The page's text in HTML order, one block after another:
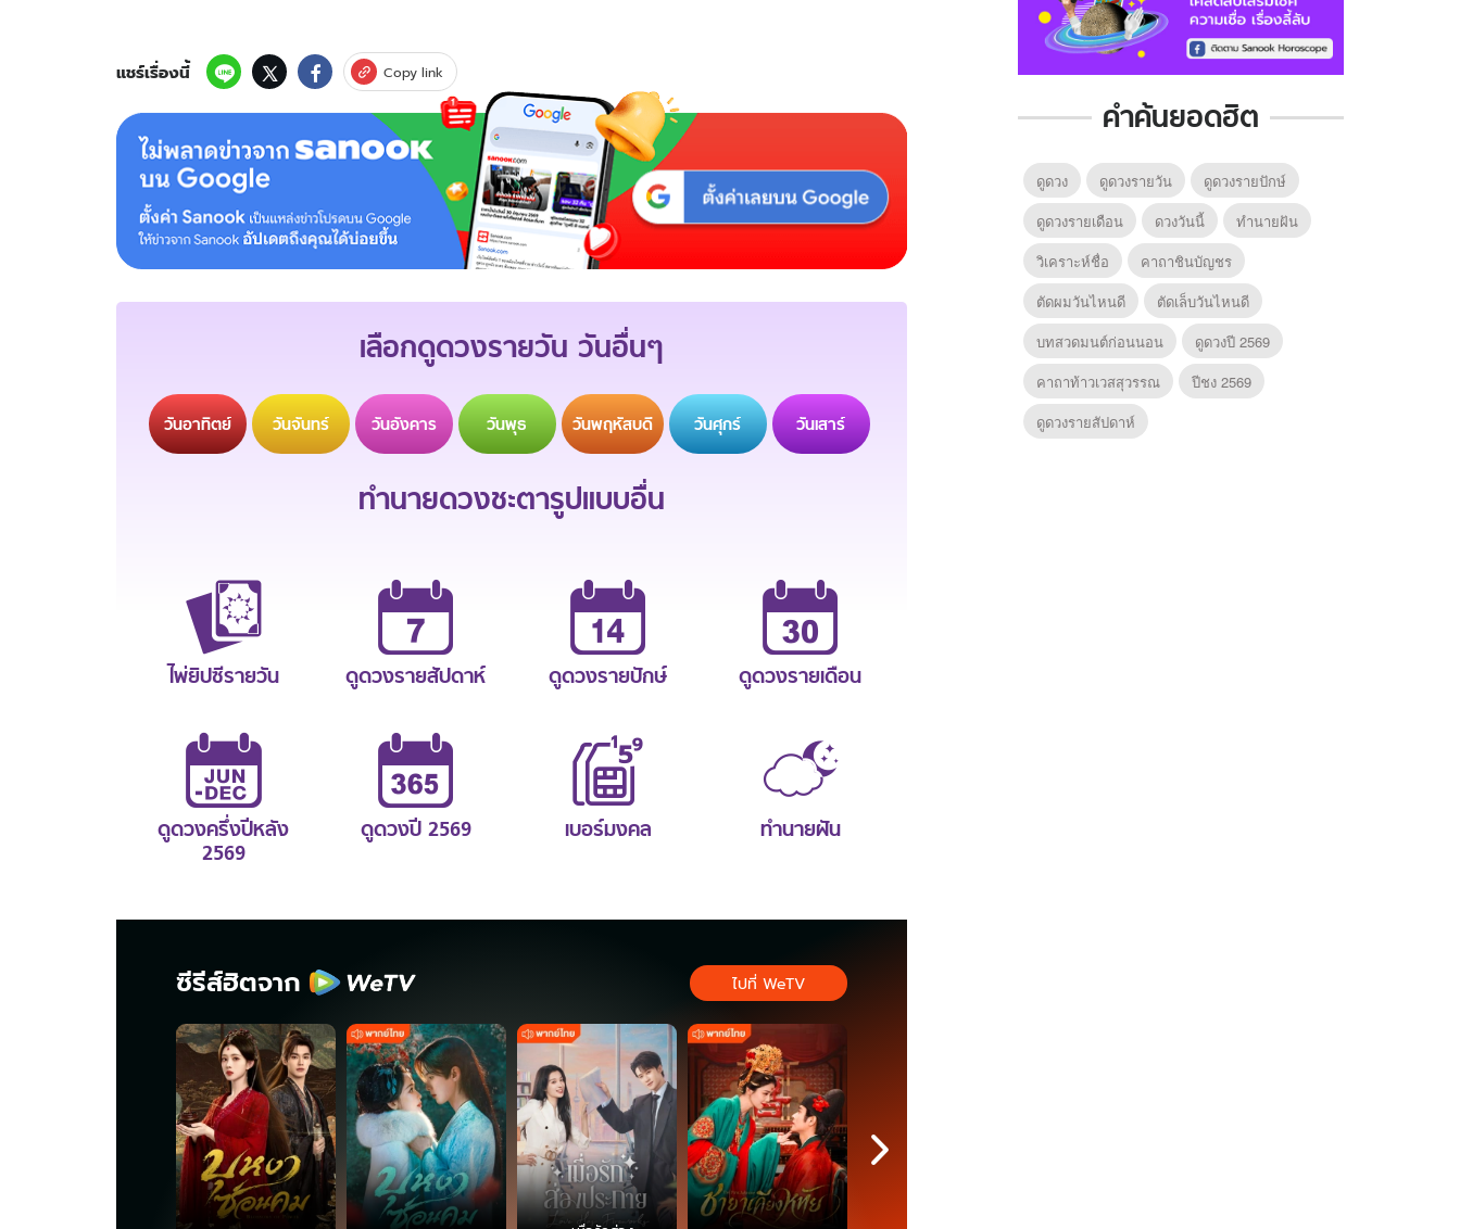
แชร์เรื่องนี้ Copy link
เลือกดูดวงรายวัน วันอื่นๆ
วันอาทิตย์ วันจันทร์ วันอังคาร วันพุธ วันพฤหัสบดี วันศุกร์ วันเสาร์
ทำนายดวงชะตารูปแบบอื่น
ไพ่ยิปซีรายวัน ดูดวงรายสัปดาห์ ดูดวงรายปักษ์ ดูดวงรายเดือน
ดูดวงครึ่งปีหลัง
2569
ดูดวงปี 2569 เบอร์มงคล ทำนายฝัน
ซีรีส์ฮิตจาก ไปที่ WeTV
คำค้นยอดฮิต
ดูดวง ดูดวงรายวัน
ดูดวงรายปักษ์
ดูดวงรายเดือน
ดวงวันนี้
ทํานายฝัน
วิเคราะห์ชื่อ
คาถาชินบัญชร
ตัดผมวันไหนดี
ตัดเล็บวันไหนดี
บทสวดมนต์ก่อนนอน
ดูดวงปี 2569
คาถาท้าวเวสสุวรรณ
ปีชง 2569
ดูดวงรายสัปดาห์